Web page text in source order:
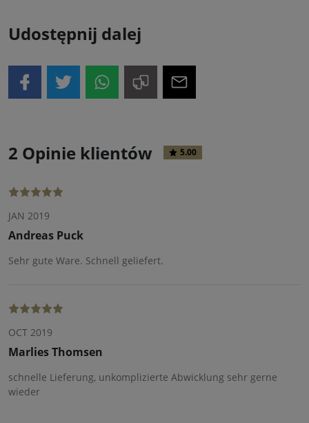
Udostępnij dalej
2 Opinie klientów 5.00
JAN 2019
Andreas Puck
Sehr gute Ware. Schnell geliefert.
OCT 2019
Marlies Thomsen
schnelle Lieferung, unkomplizierte Abwicklung sehr gerne
wieder